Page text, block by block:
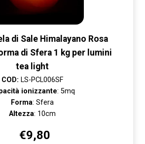
di Sale Himalayano Rosa
di Sfera 1 kg per lumini
tea light
COD: LS-PCL006SF
ionizzante: 5mq
Forma: Sfera
Altezza: 10cm
€9,80